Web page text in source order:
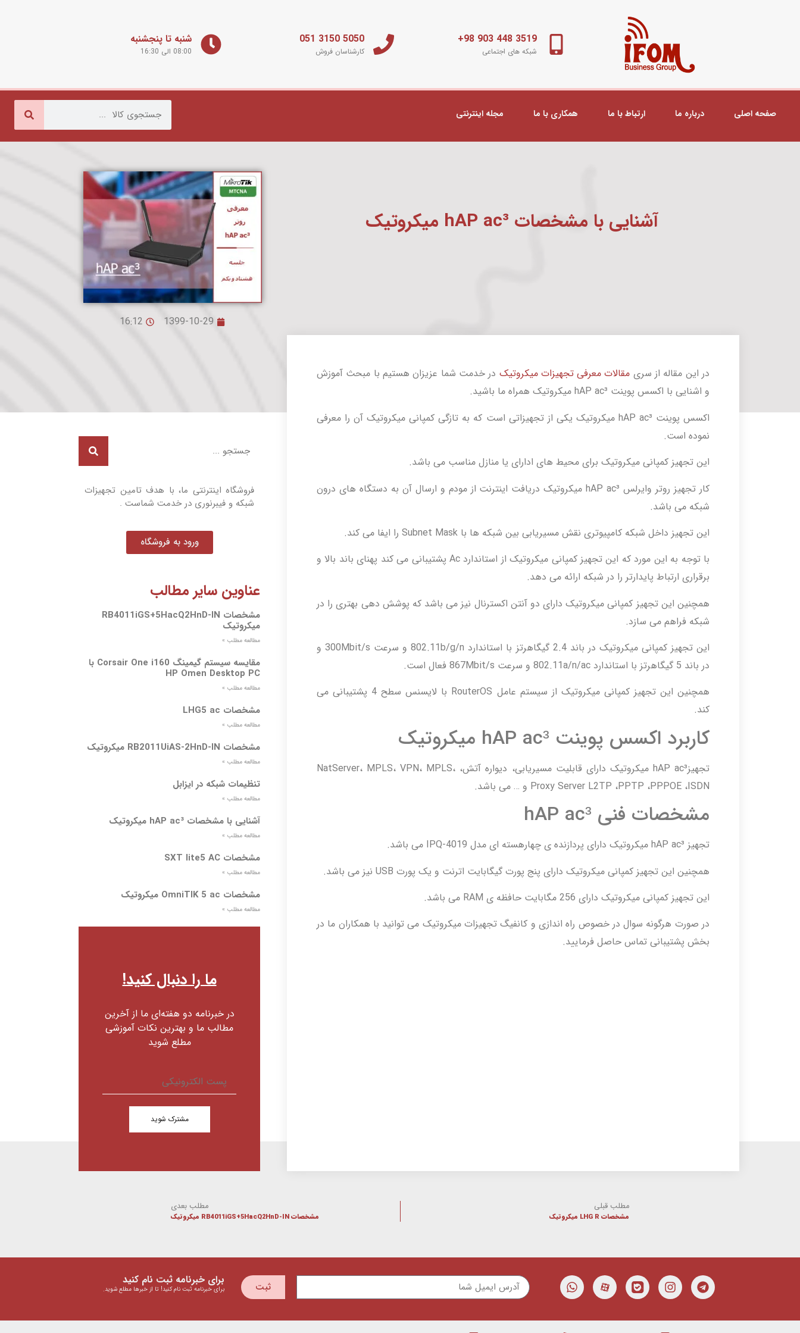
3519 448 903 98+
شبکه های اجتماعی
5050 3150 051
کارشناسان فروش
شنبه تا پنجشنبه
08:00 الی 16:30
صفحه اصلی درباره ما ارتباط با ما همکاری با ما مجله اینترنتی
آشنایی با مشخصات hAP ac³ میکروتیک
1399-10-29
16:12
در این مقاله از سری مقالات معرفی تجهیزات میکروتیک در خدمت شما عزیزان هستیم با مبحث آموزش
و اشنایی با اکسس پوینت hAP ac³ میکروتیک همراه ما باشید.
اکسس پوینت hAP ac³ میکروتیک یکی از تجهیزاتی است که به تازگی کمپانی میکروتیک آن را معرفی
نموده است.
این تجهیز کمپانی میکروتیک برای محیط های ادارای یا منازل مناسب می باشد.
کار تجهیز روتر وایرلس hAP ac³ میکروتیک دریافت اینترنت از مودم و ارسال آن به دستگاه های درون
شبکه می باشد.
این تجهیز داخل شبکه کامپیوتری نقش مسیریابی بین شبکه ها با Subnet Mask را ایفا می کند.
با توجه به این مورد که این تجهیز کمپانی میکروتیک از استاندارد Ac پشتیبانی می کند پهنای باند بالا و
برقراری ارتباط پایدارتر را در شبکه ارائه می دهد.
همچنین این تجهیز کمپانی میکروتیک دارای دو آنتن اکسترنال نیز می باشد که پوشش دهی بهتری را در
شبکه فراهم می سازد.
این تجهیز کمپانی میکروتیک در باند 2.4 گیگاهرتز با استاندارد 802.11b/g/n و سرعت 300Mbit/s و
در باند 5 گیگاهرتز با استاندارد 802.11a/n/ac و سرعت 867Mbit/s فعال است.
همچنین این تجهیز کمپانی میکروتیک از سیستم عامل RouterOS با لایسنس سطح 4 پشتیبانی می
کند.
کاربرد اکسس پوینت hAP ac³ میکروتیک
تجهیزhAP ac³ میکروتیک دارای قابلیت مسیریابی، دیواره آتش، NatServer، MPLS، VPN، MPLS،
Proxy Server L2TP ،PPTP ،PPPOE ،ISDN و … می باشد.
مشخصات فنی hAP ac³
تجهیز hAP ac³ میکروتیک دارای پردازنده ی چهارهسته ای مدل IPQ-4019 می باشد.
همچنین این تجهیز کمپانی میکروتیک دارای پنج پورت گیگابایت اترنت و یک پورت USB نیز می باشد.
این تجهیز کمپانی میکروتیک دارای 256 مگابایت حافظه ی RAM می باشد.
در صورت هرگونه سوال در خصوص راه اندازی و کانفیگ تجهیزات میکروتیک می توانید با همکاران ما در
بخش پشتیبانی تماس حاصل فرمایید.
فروشگاه اینترنتی ما، با هدف تامین تجهیزات
شبکه و فیبرنوری در خدمت شماست .
ورود به فروشگاه
عناوین سایر مطالب
مشخصات RB4011iGS+5HacQ2HnD-IN
میکروتیک
مطالعه مطلب »
مقایسه سیستم گیمینگ Corsair One i160 با
HP Omen Desktop PC
مطالعه مطلب »
مشخصات LHG5 ac
مطالعه مطلب »
مشخصات RB2011UiAS-2HnD-IN میکروتیک
مطالعه مطلب »
تنظیمات شبکه در ایزابل
مطالعه مطلب »
آشنایی با مشخصات hAP ac³ میکروتیک
مطالعه مطلب »
مشخصات SXT lite5 AC
مطالعه مطلب »
مشخصات OmniTIK 5 ac میکروتیک
مطالعه مطلب »
ما را دنبال کنید!
در خبرنامه دو هفته‌ای ما از آخرین
مطالب ما و بهترین نکات آموزشی
مطلع شوید
مشترک شوید
مطلب قبلی
مشخصات LHG R میکروتیک
مطلب بعدی
مشخصات RB4011iGS+5HacQ2HnD-IN میکروتیک
ثبت برای خبرنامه ثبت نام کنید
برای خبرنامه ثبت نام کنید! تا از خبرها مطلع شوید.